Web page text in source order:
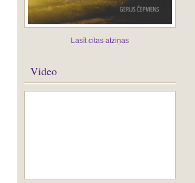
Lasīt citas atziņas
Video